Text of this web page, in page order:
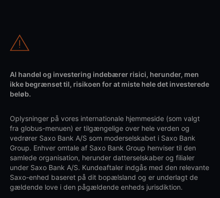
Al handel og investering indebærer risici, herunder, men
ikke begrænset til, risikoen for at miste hele det investerede
beløb.
Oplysninger på vores internationale hjemmeside (som valgt
fra globus-menuen) er tilgængelige over hele verden og
vedrører Saxo Bank A/S som moderselskabet i Saxo Bank
Group. Enhver omtale af Saxo Bank Group henviser til den
samlede organisation, herunder datterselskaber og filialer
under Saxo Bank A/S. Kundeaftaler indgås med den relevante
Saxo-enhed baseret på dit bopælsland og er underlagt de
gældende love i den pågældende enheds jurisdiktion.